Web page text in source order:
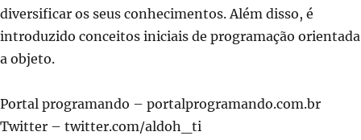
diversificar os seus conhecimentos. Além disso, é
introduzido conceitos iniciais de programação orientada
a objeto.
Portal programando – portalprogramando.com.br
Twitter – twitter.com/aldoh_ti